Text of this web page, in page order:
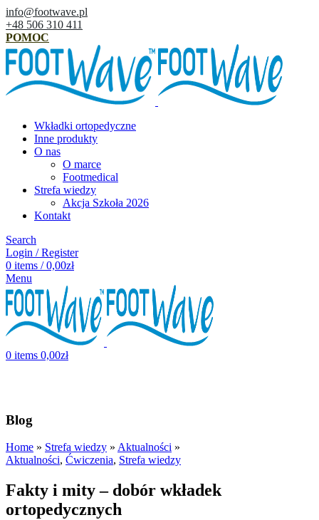
info@footwave.pl
+48 506 310 411
POMOC
Wkładki ortopedyczne
Inne produkty
O nas
O marce
Footmedical
Strefa wiedzy
Akcja Szkoła 2026
Kontakt
Search
Login / Register
0 items / 0,00zł
Menu
0 items 0,00zł
Blog
Home » Strefa wiedzy » Aktualności »
Aktualności, Ćwiczenia, Strefa wiedzy
Fakty i mity – dobór wkładek
ortopedycznych